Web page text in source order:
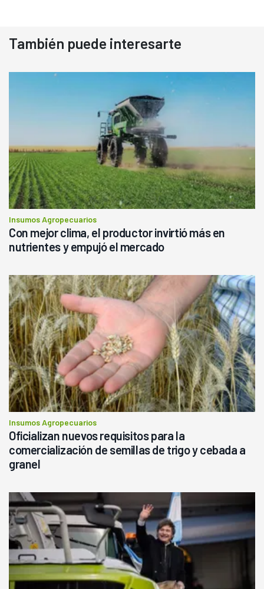
También puede interesarte
Insumos Agropecuarios
Con mejor clima, el productor invirtió más en
nutrientes y empujó el mercado
Insumos Agropecuarios
Oficializan nuevos requisitos para la
comercialización de semillas de trigo y cebada a
granel